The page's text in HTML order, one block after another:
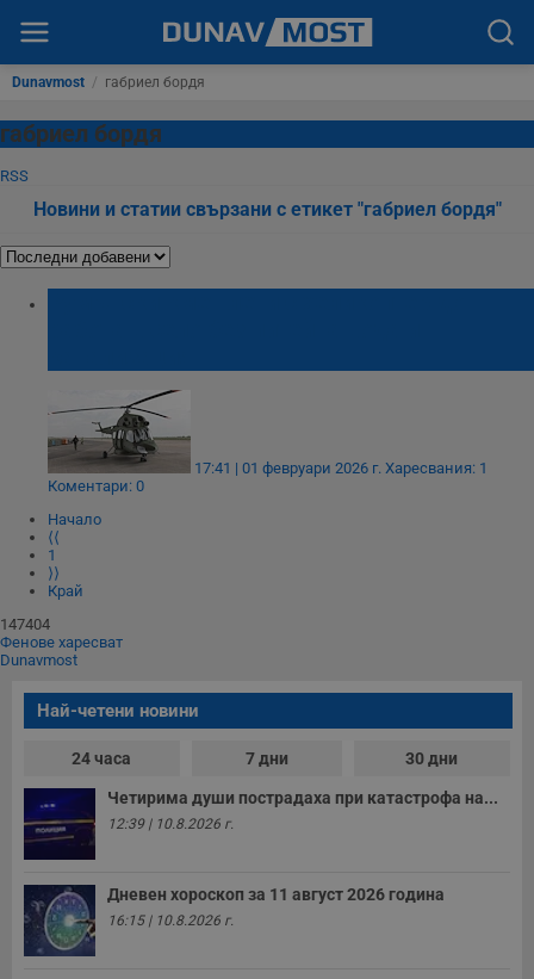
Dunavmost / габриел бордя
габриел бордя
RSS
Новини и статии свързани с етикет "габриел бордя"
17:41 | 01 февруари 2026 г. Харесвания: 1
Коментари: 0
Начало
⟨⟨
1
⟩⟩
Край
147404
Фенове харесват
Dunavmost
Най-четени новини
24 часа 7 дни 30 дни
Четирима души пострадаха при катастрофа на...
12:39 | 10.8.2026 г.
Дневен хороскоп за 11 август 2026 година
16:15 | 10.8.2026 г.